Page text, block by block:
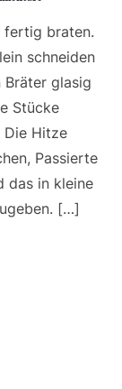
fertig braten.
schneiden
glasig
Stücke
Die Hitze
Passierte
das in kleine
[…]